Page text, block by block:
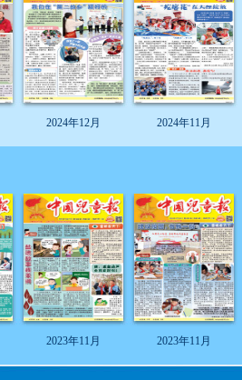
2024年12月 2024年11月
2023年11月 2023年11月